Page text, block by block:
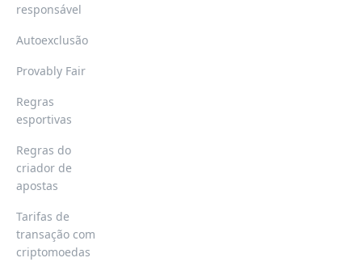
responsável
Autoexclusão
Provably Fair
Regras
esportivas
Regras do
criador de
apostas
Tarifas de
transação com
criptomoedas